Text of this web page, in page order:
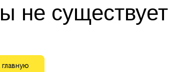
не существует
главную